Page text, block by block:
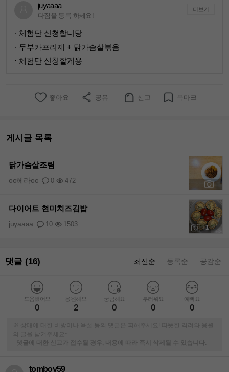
juyaaaa
다짐을 등록 하세요!
더보기
· 체험단 신청합니당
· 두부카프리제 + 닭가슴살볶음
· 체험단 신청할게용
좋아요 공유 신고 북마크
게시글 목록
닭가슴살조림
0 472
oo헤라oo
+1
다이어트 현미치즈김밥
10 1503
juyaaaa
댓글 (16) 최신순 등록순 공감순
도움됐어요
0
응원해요
2
궁금해요
0
부러워요
0
예뻐요
0
※ 상대에 대한 비방이나 욕설 등의 댓글은 피해주세요! 따뜻한 격려와 응원
의 글을 남겨주세요~
-
댓글에 대한 신고가 접수될 경우, 내용에 따라 즉시 삭제될 수 있습니다.
tomboy59